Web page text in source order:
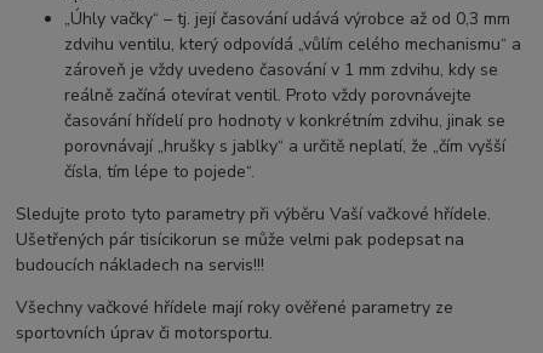
„Úhly vačky“ – tj. její časování udává výrobce až od 0,3 mm
zdvihu ventilu, který odpovídá „vůlím celého mechanismu“ a
zároveň je vždy uvedeno časování v 1 mm zdvihu, kdy se
reálně začíná otevírat ventil. Proto vždy porovnávejte
časování hřídelí pro hodnoty v konkrétním zdvihu, jinak se
porovnávají „hrušky s jablky“ a určitě neplatí, že „čím vyšší
čísla, tím lépe to pojede“.
Sledujte proto tyto parametry při výběru Vaší vačkové hřídele.
Ušetřených pár tisícikorun se může velmi pak podepsat na
budoucích nákladech na servis!!!
Všechny vačkové hřídele mají roky ověřené parametry ze
sportovních úprav či motorsportu.